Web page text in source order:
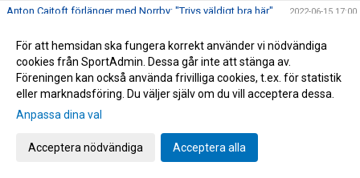
Anton Cajtoft förlänger med Norrby: "Trivs väldigt bra här" 2022-06-15 17:00
Inga poäng när Norrby avslutade vårsäsongen
TV: Max Olsson om att äntligen vara tillbaka i truppen 2022-05-27 17:44
Inför match: IK Brage – Norrby IF 2022-05-27 17:23
Norrby IF och Abbas Mohamad går skilda vägar
U21: Tung kväll på Borås Arena
För att hemsidan ska fungera korrekt använder vi nödvändiga
cookies från SportAdmin. Dessa går inte att stänga av.
Föreningen kan också använda frivilliga cookies, t.ex. för statistik
eller marknadsföring. Du väljer själv om du vill acceptera dessa.
Anpassa dina val
Acceptera nödvändiga Acceptera alla